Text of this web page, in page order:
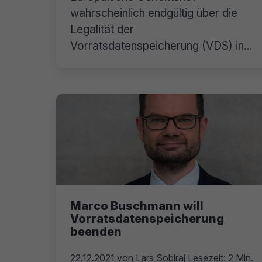
wahrscheinlich endgültig über die
Legalität der
Vorratsdatenspeicherung (VDS) in
Marco Buschmann will
Vorratsdatenspeicherung
beenden
22.12.2021 von Lars Sobiraj Lesezeit: 2 Min.